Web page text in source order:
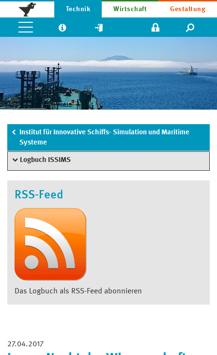
Technik Wirtschaft Gestaltung
Institut für Innovative Schiffs- Simulation und Maritime
Systeme
Logbuch ISSIMS
RSS-Feed
Das Logbuch als RSS-Feed abonnieren
27.04.2017